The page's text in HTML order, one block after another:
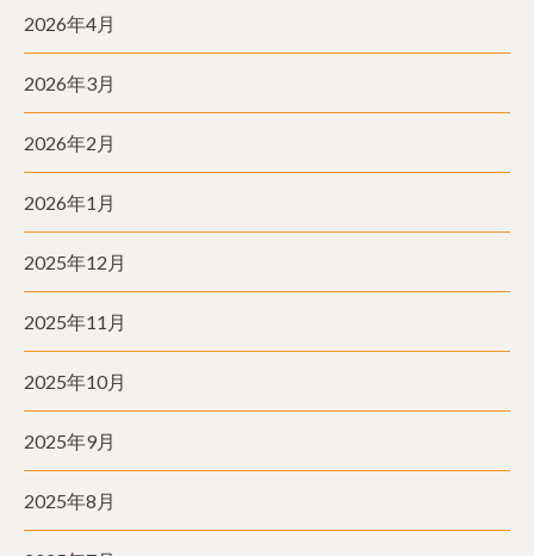
2026年4月
2026年3月
2026年2月
2026年1月
2025年12月
2025年11月
2025年10月
2025年9月
2025年8月